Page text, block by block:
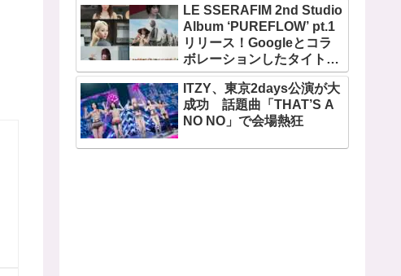
LE SSERAFIM 2nd Studio
Album ‘PUREFLOW’ pt.1
リリース！Googleとコラ
ボレーションしたタイトル
曲「BOOMPALA」MVも公
開
ITZY、東京2days公演が大
成功 話題曲「THAT’S A
NO NO」で会場熱狂